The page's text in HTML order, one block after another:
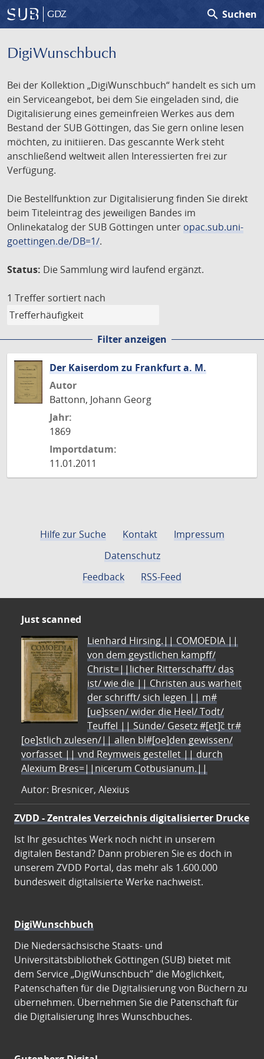
GDZ search Suchen
DigiWunschbuch
Bei der Kollektion „DigiWunschbuch“ handelt es sich um
ein Serviceangebot, bei dem Sie eingeladen sind, die
Digitalisierung eines gemeinfreien Werkes aus dem
Bestand der SUB Göttingen, das Sie gern online lesen
möchten, zu initiieren. Das gescannte Werk steht
anschließend weltweit allen Interessierten frei zur
Verfügung.
Die Bestellfunktion zur Digitalisierung finden Sie direkt
beim Titeleintrag des jeweiligen Bandes im
Onlinekatalog der SUB Göttingen unter opac.sub.uni-
goettingen.de/DB=1/.
Status: Die Sammlung wird laufend ergänzt.
1 Treffer sortiert nach
Filter anzeigen
Der Kaiserdom zu Frankfurt a. M.
Autor
Battonn, Johann Georg
Jahr:
1869
Importdatum:
11.01.2011
Hilfe zur Suche Kontakt
Impressum
Datenschutz
Feedback
RSS-Feed
Just scanned
Lienhard Hirsing.|| COMOEDIA ||
von dem geystlichen kampff/
Christ=||licher Ritterschafft/ das
ist/ wie die || Christen aus warheit
der schrifft/ sich legen || m#
[ue]ssen/ wider die Heel/ Todt/
Teuffel || Sünde/ Gesetz #[et]c̃ tr#
[oe]stlich zulesen/|| allen bl#[oe]den gewissen/
vorfasset || vnd Reymweis gestellet || durch
Alexium Bres=||nicerum Cotbusianum.||
Autor: Bresnicer, Alexius
ZVDD - Zentrales Verzeichnis digitalisierter Drucke
Ist Ihr gesuchtes Werk noch nicht in unserem
digitalen Bestand? Dann probieren Sie es doch in
unserem ZVDD Portal, das mehr als 1.600.000
bundesweit digitalisierte Werke nachweist.
DigiWunschbuch
Die Niedersächsische Staats- und
Universitätsbibliothek Göttingen (SUB) bietet mit
dem Service „DigiWunschbuch” die Möglichkeit,
Patenschaften für die Digitalisierung von Büchern zu
übernehmen. Übernehmen Sie die Patenschaft für
die Digitalisierung Ihres Wunschbuches.